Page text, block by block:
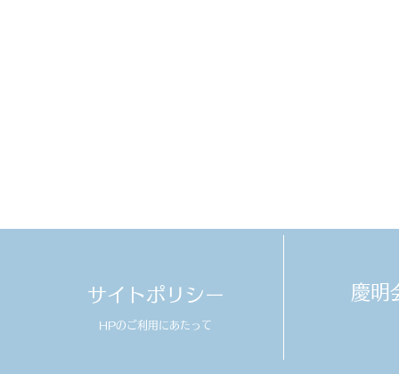
サイトポリシー
HPのご利用にあたって
慶明